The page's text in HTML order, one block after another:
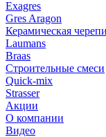
Exagres
Gres Aragon
Керамическая
Laumans
Braas
Строительные смеси
Quick-mix
Strasser
Акции
О компании
Видео